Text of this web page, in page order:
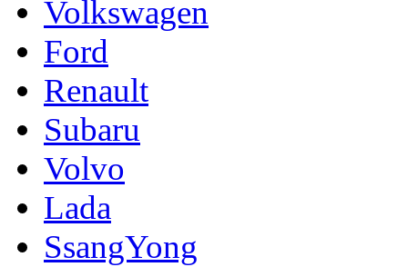
Volkswagen
Ford
Renault
Subaru
Volvo
Lada
SsangYong